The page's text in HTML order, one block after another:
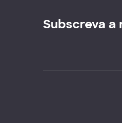
Subscreva a